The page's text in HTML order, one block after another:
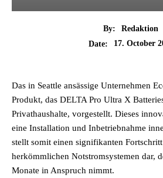
By:
Redaktion
Date:
17. October
Das in Seattle ansässige Unternehmen
Produkt, das DELTA Pro Ultra X
Privathaushalte, vorgestellt. Dieses
eine Installation und Inbetriebnahme
stellt somit einen signifikanten
herkömmlichen Notstromsystemen dar,
Monate in Anspruch nimmt.